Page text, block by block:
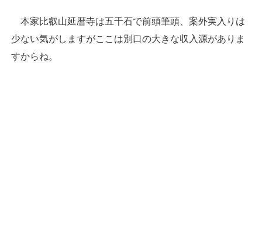
本家比叡山延暦寺は五千石で前頭筆頭、案外実入りは
少ない気がしますがここは別口の大きな収入源がありま
すからね。